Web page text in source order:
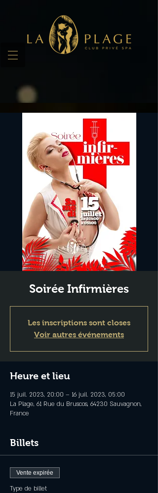
Soirée Infirmières
Les inscriptions sont closes
Voir autres événements
Heure et lieu
15 juil. 2023, 20:00 – 16 juil. 2023, 05:00
La Plage, 61 Rue du Bruscos, 64230 Sauvagnon,
France
Billets
Vente expirée
Type de billet